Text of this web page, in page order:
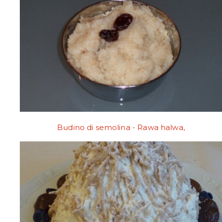
Budino di semolina - Rawa halwa,